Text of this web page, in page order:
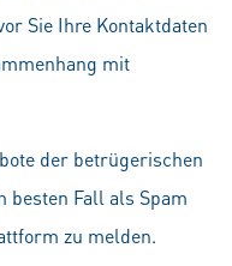
Sie Ihre Kontaktdaten
mit
der betrügerischen
besten Fall als Spam
zu melden.